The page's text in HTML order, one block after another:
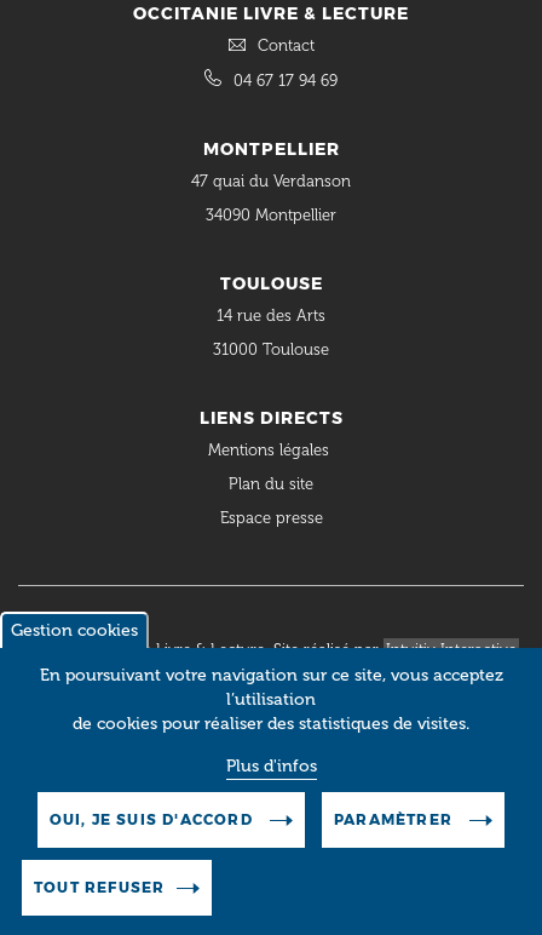
OCCITANIE LIVRE & LECTURE
Contact
04 67 17 94 69
MONTPELLIER
47 quai du Verdanson
34090 Montpellier
TOULOUSE
14 rue des Arts
31000 Toulouse
LIENS DIRECTS
Mentions légales
Plan du site
Espace presse
© 2018 Occitanie Livre & Lecture. Site réalisé parIntuitiv Interactive
Pictos
Gestion cookies
En poursuivant votre navigation sur ce site, vous acceptez
l’utilisation
de cookies pour réaliser des statistiques de visites.
Plus d'infos
OUI, JE SUIS D'ACCORD PARAMÈTRER
TOUT REFUSER